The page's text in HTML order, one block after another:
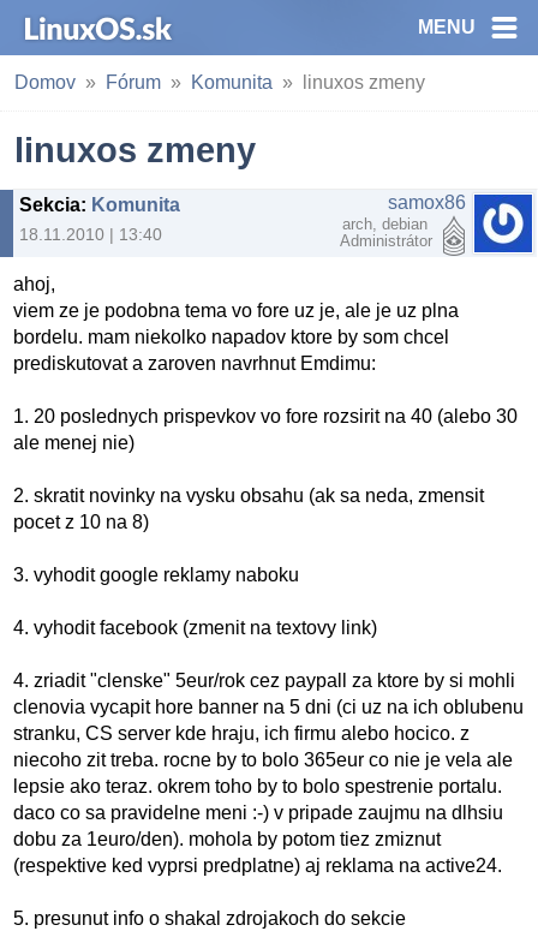
MENU
Domov Fórum Komunita linuxos zmeny
linuxos zmeny
Sekcia: Komunita
18.11.2010 | 13:40
samox86
arch, debian
Administrátor
ahoj,
viem ze je podobna tema vo fore uz je, ale je uz plna
bordelu. mam niekolko napadov ktore by som chcel
prediskutovat a zaroven navrhnut Emdimu:
1. 20 poslednych prispevkov vo fore rozsirit na 40 (alebo 30
ale menej nie)
2. skratit novinky na vysku obsahu (ak sa neda, zmensit
pocet z 10 na 8)
3. vyhodit google reklamy naboku
4. vyhodit facebook (zmenit na textovy link)
4. zriadit "clenske" 5eur/rok cez paypall za ktore by si mohli
clenovia vycapit hore banner na 5 dni (ci uz na ich oblubenu
stranku, CS server kde hraju, ich firmu alebo hocico. z
niecoho zit treba. rocne by to bolo 365eur co nie je vela ale
lepsie ako teraz. okrem toho by to bolo spestrenie portalu.
daco co sa pravidelne meni :-) v pripade zaujmu na dlhsiu
dobu za 1euro/den). mohola by potom tiez zmiznut
(respektive ked vyprsi predplatne) aj reklama na active24.
5. presunut info o shakal zdrojakoch do sekcie